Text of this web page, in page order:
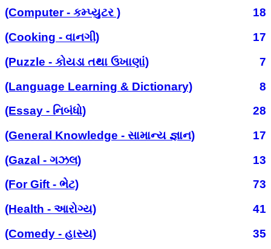
(Computer - કમ્પ્યુટર )
18
(Cooking - વાનગી)
17
(Puzzle - કોયડા તથા ઉખાણાં)
7
(Language Learning & Dictionary)
8
(Essay - નિબંધો)
28
(General Knowledge - સામાન્ય જ્ઞાન)
17
(Gazal - ગઝલ)
13
(For Gift - ભેટ)
73
(Health - આરોગ્ય)
41
(Comedy - હાસ્ય)
35